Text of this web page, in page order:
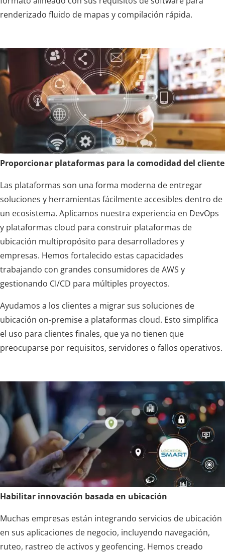
renderizado fluido de mapas y compilación rápida.
Proporcionar plataformas para la comodidad del cliente
Las plataformas son una forma moderna de entregar
soluciones y herramientas fácilmente accesibles dentro de
un ecosistema. Aplicamos nuestra experiencia en DevOps
y plataformas cloud para construir plataformas de
ubicación multipropósito para desarrolladores y
empresas. Hemos fortalecido estas capacidades
trabajando con grandes consumidores de AWS y
gestionando CI/CD para múltiples proyectos.
Ayudamos a los clientes a migrar sus soluciones de
ubicación on-premise a plataformas cloud. Esto simplifica
el uso para clientes finales, que ya no tienen que
preocuparse por requisitos, servidores o fallos operativos.
Habilitar innovación basada en ubicación
Muchas empresas están integrando servicios de ubicación
en sus aplicaciones de negocio, incluyendo navegación,
ruteo, rastreo de activos y geofencing. Hemos creado